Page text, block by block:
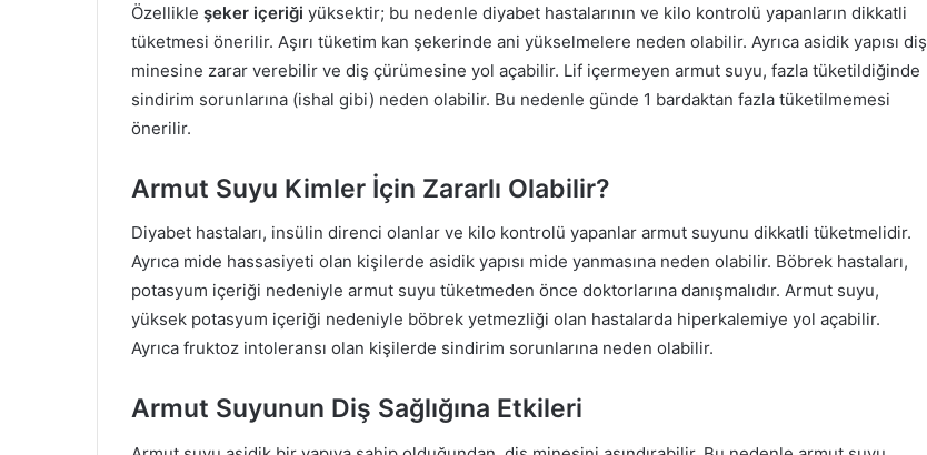
Özellikle şeker içeriği yüksektir; bu nedenle diyabet hastalarının ve kilo kontrolü yapanların dikkatli
tüketmesi önerilir. Aşırı tüketim kan şekerinde ani yükselmelere neden olabilir. Ayrıca asidik yapısı diş
minesine zarar verebilir ve diş çürümesine yol açabilir. Lif içermeyen armut suyu, fazla tüketildiğinde
sindirim sorunlarına (ishal gibi) neden olabilir. Bu nedenle günde 1 bardaktan fazla tüketilmemesi
önerilir.
Armut Suyu Kimler İçin Zararlı Olabilir?
Diyabet hastaları, insülin direnci olanlar ve kilo kontrolü yapanlar armut suyunu dikkatli tüketmelidir.
Ayrıca mide hassasiyeti olan kişilerde asidik yapısı mide yanmasına neden olabilir. Böbrek hastaları,
potasyum içeriği nedeniyle armut suyu tüketmeden önce doktorlarına danışmalıdır. Armut suyu,
yüksek potasyum içeriği nedeniyle böbrek yetmezliği olan hastalarda hiperkalemiye yol açabilir.
Ayrıca fruktoz intoleransı olan kişilerde sindirim sorunlarına neden olabilir.
Armut Suyunun Diş Sağlığına Etkileri